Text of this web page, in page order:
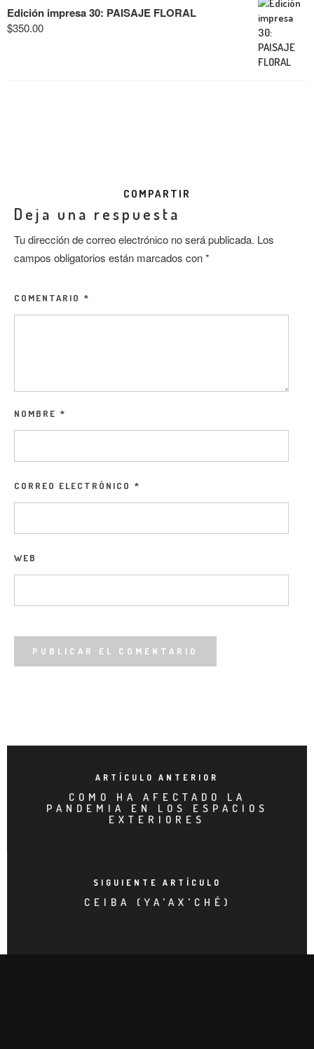
Edición impresa 30: PAISAJE FLORAL
$350.00
COMPARTIR
Deja una respuesta
Tu dirección de correo electrónico no será publicada. Los
campos obligatorios están marcados con*
COMENTARIO *
NOMBRE *
CORREO ELECTRÓNICO *
WEB
ARTÍCULO ANTERIOR
COMO HA AFECTADO LA
PANDEMIA EN LOS ESPACIOS
EXTERIORES
SIGUIENTE ARTÍCULO
CEIBA (YA'AX'CHÉ)